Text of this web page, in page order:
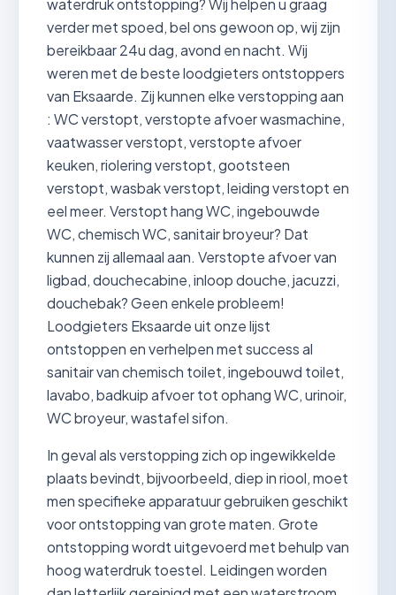
waterdruk ontstopping? Wij helpen u graag
verder met spoed, bel ons gewoon op, wij zijn
bereikbaar 24u dag, avond en nacht. Wij
weren met de beste loodgieters ontstoppers
van Eksaarde. Zij kunnen elke verstopping aan
: WC verstopt, verstopte afvoer wasmachine,
vaatwasser verstopt, verstopte afvoer
keuken, riolering verstopt, gootsteen
verstopt, wasbak verstopt, leiding verstopt en
eel meer. Verstopt hang WC, ingebouwde
WC, chemisch WC, sanitair broyeur? Dat
kunnen zij allemaal aan. Verstopte afvoer van
ligbad, douchecabine, inloop douche, jacuzzi,
douchebak? Geen enkele probleem!
Loodgieters Eksaarde uit onze lijst
ontstoppen en verhelpen met success al
sanitair van chemisch toilet, ingebouwd toilet,
lavabo, badkuip afvoer tot ophang WC, urinoir,
WC broyeur, wastafel sifon.
In geval als verstopping zich op ingewikkelde
plaats bevindt, bijvoorbeeld, diep in riool, moet
men specifieke apparatuur gebruiken geschikt
voor ontstopping van grote maten. Grote
ontstopping wordt uitgevoerd met behulp van
hoog waterdruk toestel. Leidingen worden